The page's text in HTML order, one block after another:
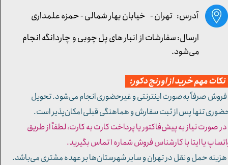
آدرس: تهران - خیابان بهار شمالی - حمزه علمداری
مهم خرید از اورنج دکور:
صرفاً به‌صورت اینترنتی و غیرحضوری انجام می‌شود. تحویل
تنها پس از ثبت سفارش و هماهنگی قبلی امکان‌پذیر است.
صورت نیاز به پیش‌فاکتور یا پرداخت کارت به کارت، لطفاً از طریق
یا ایتا با کارشناس فروش شماره ۱ تماس بگیرید.
حمل و نقل در تهران و سایر شهرستان‌ها بر عهده مشتری می‌باشد.
ارسال: سفارشات از انبار های پل چوبی و چاردانگه انجام
می‌شود.